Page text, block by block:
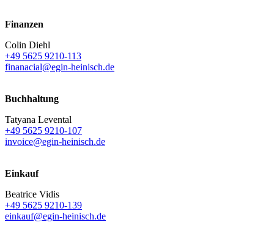
Finanzen
Colin Diehl
+49 5625 9210-113
finanacial@egin-heinisch.de
Buchhaltung
Tatyana Levental
+49 5625 9210-107
invoice@egin-heinisch.de
Einkauf
Beatrice Vidis
+49 5625 9210-139
einkauf@egin-heinisch.de